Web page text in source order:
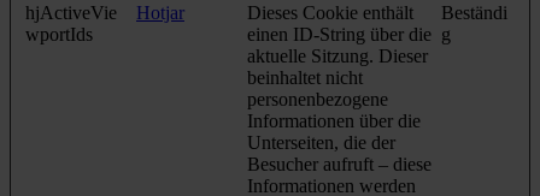
hjActiveVie
wportIds
Hotjar
Dieses Cookie enthält
einen ID-String über die
aktuelle Sitzung. Dieser
beinhaltet nicht
personenbezogene
Informationen über die
Unterseiten, die der
Besucher aufruft – diese
Informationen werden
Beständi
g